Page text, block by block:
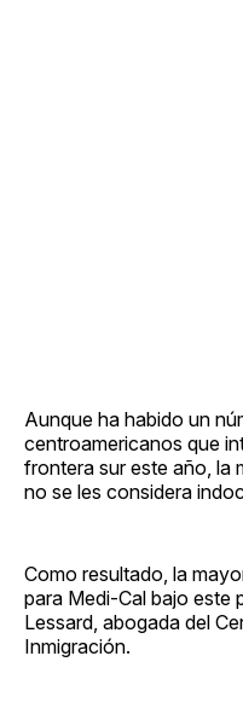
Aunque ha habido un
centroamericanos que
frontera sur este año, la
no se les considera
Como resultado, la
para Medi-Cal bajo este
Lessard, abogada del
Inmigración.